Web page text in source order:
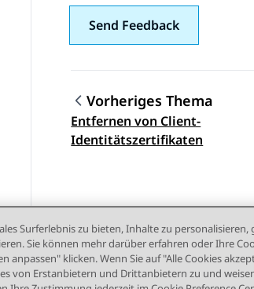
Send Feedback
Themennavigation
Vorheriges Thema
Entfernen von Client-
Identitätszertifikaten
Surferlebnis zu bieten, Inhalte zu personalisieren,
Sie können mehr darüber erfahren oder Ihre
anpassen" klicken. Wenn Sie auf "Alle Cookies
von Erstanbietern und Drittanbietern zu und